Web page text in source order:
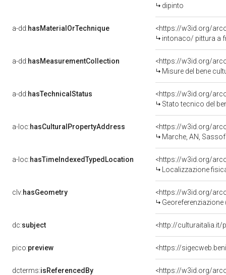
dipinto
a-dd:hasMaterialOrTechnique
<https://w3id.org/
intonaco/ pittura a
a-dd:hasMeasurementCollection
<https://w3id.org/
Misure del bene
a-dd:hasTechnicalStatus
<https://w3id.org/
Stato tecnico del
a-loc:hasCulturalPropertyAddress
<https://w3id.org/
Marche, AN,
a-loc:hasTimeIndexedTypedLocation
<https://w3id.org/
Localizzazione
clv:hasGeometry
<https://w3id.org/
dc:subject <http://culturaitalia.it/
pico:preview <https://
dcterms:isReferencedBy <https://w3id.org/